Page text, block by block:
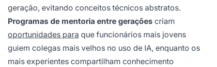
geração, evitando conceitos técnicos abstratos.
Programas de mentoria entre gerações criam
oportunidades para que funcionários mais jovens
guiem colegas mais velhos no uso de IA, enquanto os
mais experientes compartilham conhecimento